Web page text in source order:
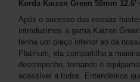
Korda Kaizen Green 50mm 12.6'
Após o sucesso das nossas
introduzimos a gama Kaizen
tenha um preço inferior ao da
Platinum, ela compartilha a
desempenho, tornando o
acessível a todos. Entendemos